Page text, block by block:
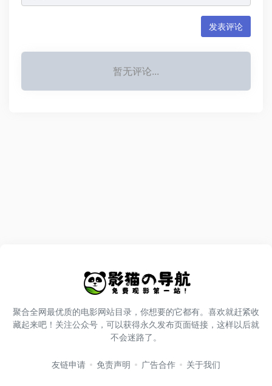
发表评论
暂无评论...
聚合全网最优质的电影网站目录，你想要的它都有。喜欢就赶紧收
藏起来吧！关注公众号，可以获得永久发布页面链接，这样以后就
不会迷路了。
友链申请 免责声明 广告合作 关于我们